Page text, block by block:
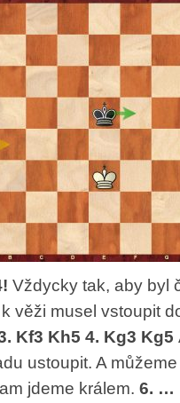
Vždycky tak, aby byl
věži musel vstoupit
Kf3 Kh5 4. Kg3 Kg5
ustoupit. A
jdeme králem. 6. …